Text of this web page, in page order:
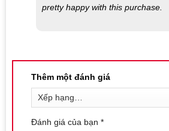
hạng55
pretty happy with this purchase.
Thêm một đánh giá
Đánh giá của bạn *